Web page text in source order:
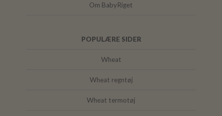
Om BabyRiget
POPULÆRE SIDER
Wheat
Wheat regntøj
Wheat termotøj